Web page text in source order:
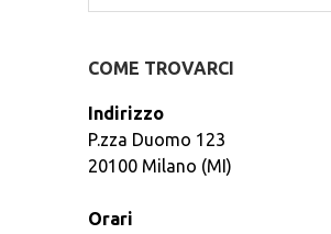
for:
COME TROVARCI
Indirizzo
P.zza Duomo 123
20100 Milano (MI)
Orari